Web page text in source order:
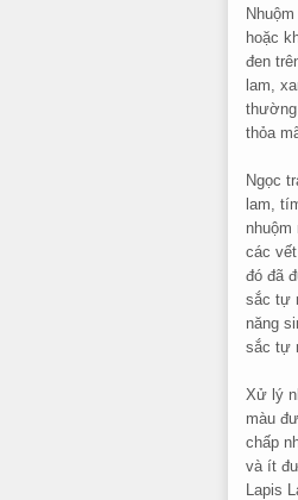
hoặc
đen
lam,
thường
thỏa
Ngọc
lam,
nhuộm
các
đó đã
sắc tự
năng
sắc tự
Xử lý
màu
chấp
và ít
Lapis